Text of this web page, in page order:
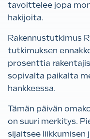
tavoittelee jopa
hakijoita.
Rakennustutkimus
tutkimuksen
prosenttia
sopivalta paikalta
hankkeessa.
Tämän päivän
on suuri merkitys.
sijaitsee liikkumisen